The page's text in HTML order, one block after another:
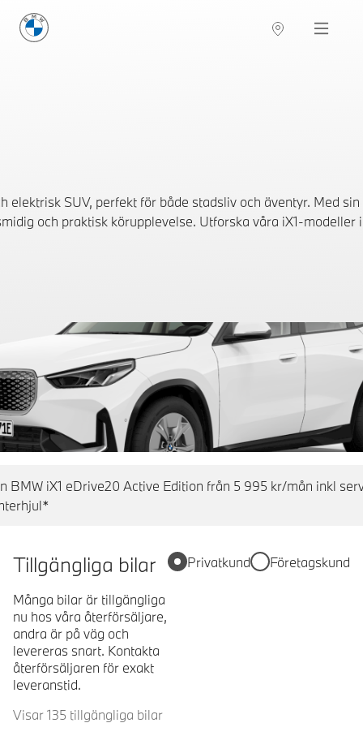
BMW Sverige Navigation
elektrisk SUV, perfekt för både stadsliv och äventyr. Med
och praktisk körupplevelse. Utforska våra iX1-modeller
BMW iX1 eDrive20 Active Edition från 5 995 kr/mån inkl
Tillgängliga bilar
Många bilar är tillgängliga
nu hos våra återförsäljare,
andra är på väg och
levereras snart. Kontakta
återförsäljaren för exakt
leveranstid.
Visar 135 tillgängliga bilar
Privatkund Företagskund